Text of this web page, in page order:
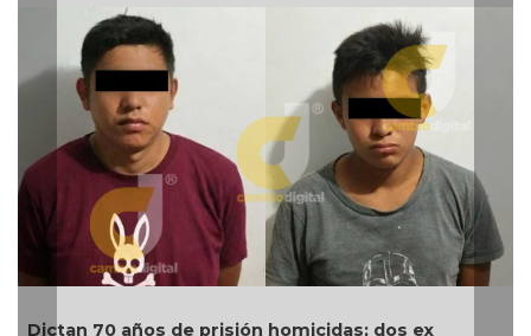
70 años de prisión homicidas; dos ex